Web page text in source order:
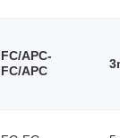
FC/APC-
FC/APC